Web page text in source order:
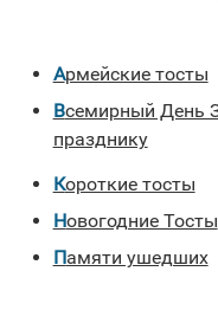
Армейские тосты
Всемирный День Здоровья тосты к
празднику
Короткие тосты
Новогодние Тосты
Памяти ушедших